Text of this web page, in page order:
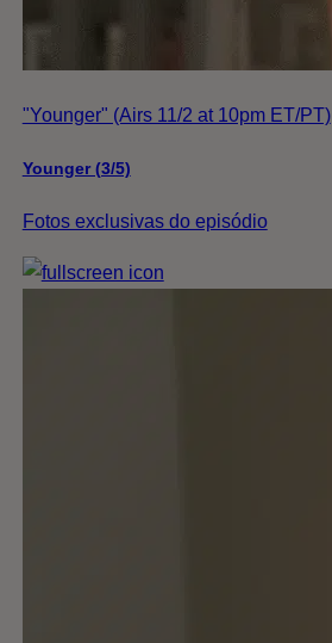
"Younger" (Airs 11/2 at 10pm ET/PT)
Younger (3/5)
Fotos exclusivas do episódio